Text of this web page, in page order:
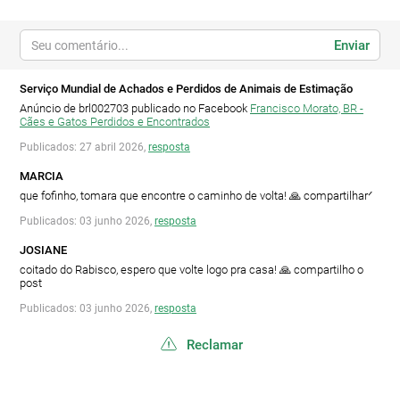
Enviar
Serviço Mundial de Achados e Perdidos de Animais de Estimação
Anúncio de brl002703 publicado no Facebook Francisco Morato, BR -
Cães e Gatos Perdidos e Encontrados
Publicados: 27 abril 2026, resposta
MARCIA
que fofinho, tomara que encontre o caminho de volta! 🙏 compartilharᐟ
Publicados: 03 junho 2026, resposta
JOSIANE
coitado do Rabisco, espero que volte logo pra casa! 🙏 compartilho o
post
Publicados: 03 junho 2026, resposta
Reclamar